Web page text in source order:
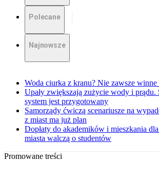
Polecane
Najnowsze
Woda ciurka z kranu? Nie zawsze winne
Upały zwiększają zużycie wody i prądu.
system jest przygotowany
Samorządy ćwiczą scenariusze na
z miast ma już plan
Dopłaty do akademików i mieszkania
miasta walczą o studentów
Promowane treści